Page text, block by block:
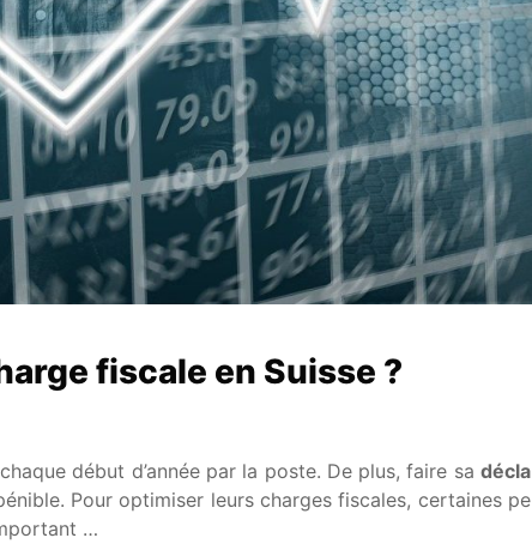
fiscale en Suisse ?
début d’année par la poste. De plus, faire sa décla
Pour optimiser leurs charges fiscales, certaines pe
…